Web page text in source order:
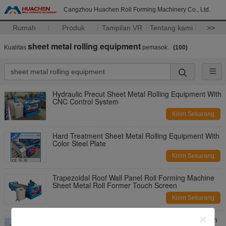
Cangzhou Huachen Roll Forming Machinery Co., Ltd.
Rumah Produk Tampilan VR Tentang kami >>
Kualitas sheet metal rolling equipment pemasok. (100)
Hydraulic Precut Sheet Metal Rolling Equipment With
CNC Control System
Kirim Sekarang
Hard Treatment Sheet Metal Rolling Equipment With
Color Steel Plate
Kirim Sekarang
Trapezoidal Roof Wall Panel Roll Forming Machine
Sheet Metal Roll Former Touch Screen
Kirim Sekarang
W Berbentuk Otomatis Cr12 Baja Lembaran Logam